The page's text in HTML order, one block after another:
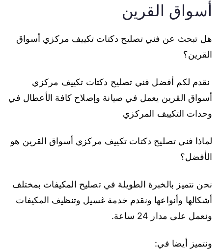
أسواق القرين
هل تبحث عن فني تصليح دكتات تكييف مركزي أسواق
القرين؟
نقدم لكم أفضل فني تصليح دكتات تكييف مركزي
أسواق القرين يعمل في صيانة وإصلاح كافة الأعطال في
وحدات التكييف المركزي
لماذا فني تصليح دكتات تكييف مركزي أسواق القرين هو
الأفضل؟
نحن نتميز بالخبرة الطويلة في تصليح المكيفات بمختلف
أشكالها وأنواعها ونقدم خدمة غسيل وتنظيف المكيفات
ونعمل على مدار 24 ساعة.
ونتميز أيضا في: